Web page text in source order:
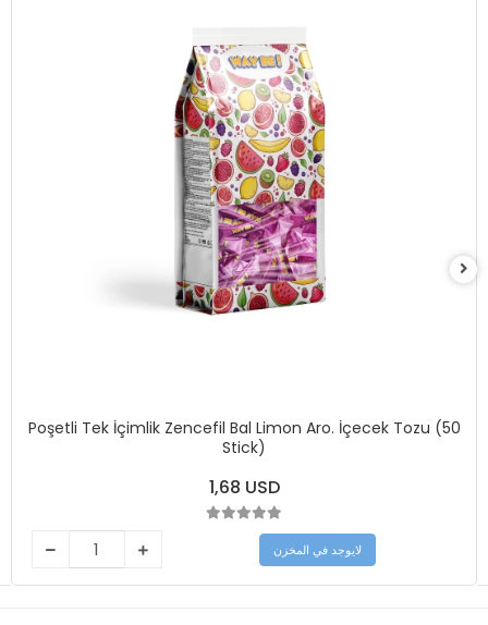
Poşetli Tek İçimlik Zencefil Bal Limon Aro. İçecek Tozu (50
Stick)
1,68 USD
لايوجد في المخزن